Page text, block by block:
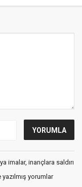
imalar, inançlara saldırı
yorumlar